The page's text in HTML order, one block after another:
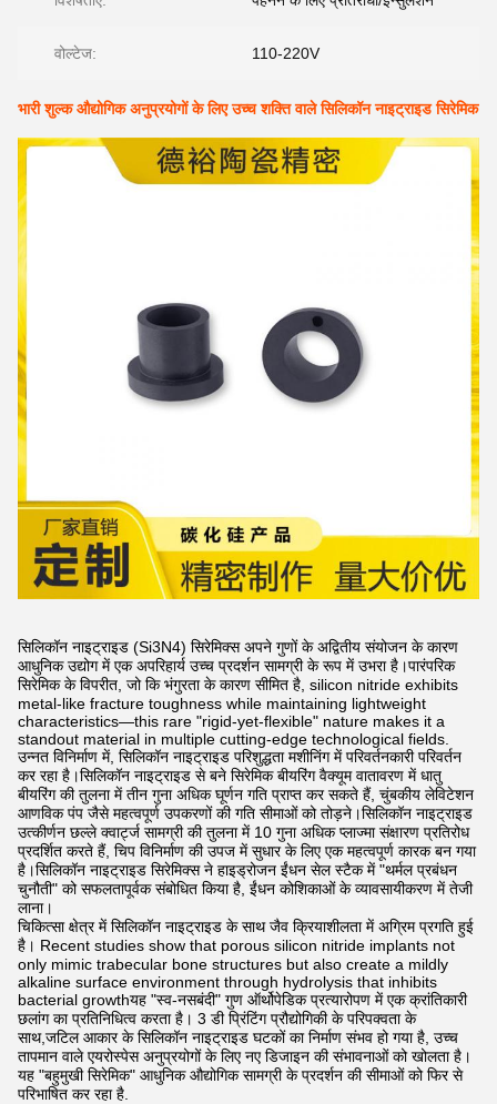
वोल्टेज: 110-220V
भारी शुल्क औद्योगिक अनुप्रयोगों के लिए उच्च शक्ति वाले सिलिकॉन नाइट्राइड सिरेमिक
सिलिकॉन नाइट्राइड (Si3N4) सिरेमिक्स अपने गुणों के अद्वितीय संयोजन के कारण
आधुनिक उद्योग में एक अपरिहार्य उच्च प्रदर्शन सामग्री के रूप में उभरा है।पारंपरिक
सिरेमिक के विपरीत, जो कि भंगुरता के कारण सीमित है, silicon nitride exhibits
metal-like fracture toughness while maintaining lightweight
characteristics—this rare "rigid-yet-flexible" nature makes it a
standout material in multiple cutting-edge technological fields.
उन्नत विनिर्माण में, सिलिकॉन नाइट्राइड परिशुद्धता मशीनिंग में परिवर्तनकारी परिवर्तन
कर रहा है।सिलिकॉन नाइट्राइड से बने सिरेमिक बीयरिंग वैक्यूम वातावरण में धातु
बीयरिंग की तुलना में तीन गुना अधिक घूर्णन गति प्राप्त कर सकते हैं, चुंबकीय लेविटेशन
आणविक पंप जैसे महत्वपूर्ण उपकरणों की गति सीमाओं को तोड़ने।सिलिकॉन नाइट्राइड
उत्कीर्णन छल्ले क्वार्ट्ज सामग्री की तुलना में 10 गुना अधिक प्लाज्मा संक्षारण प्रतिरोध
प्रदर्शित करते हैं, चिप विनिर्माण की उपज में सुधार के लिए एक महत्वपूर्ण कारक बन गया
है।सिलिकॉन नाइट्राइड सिरेमिक्स ने हाइड्रोजन ईंधन सेल स्टैक में "थर्मल प्रबंधन
चुनौती" को सफलतापूर्वक संबोधित किया है, ईंधन कोशिकाओं के व्यावसायीकरण में तेजी
लाना।
चिकित्सा क्षेत्र में सिलिकॉन नाइट्राइड के साथ जैव क्रियाशीलता में अग्रिम प्रगति हुई
है। Recent studies show that porous silicon nitride implants not
only mimic trabecular bone structures but also create a mildly
alkaline surface environment through hydrolysis that inhibits
bacterial growthयह "स्व-नसबंदी" गुण ऑर्थोपेडिक प्रत्यारोपण में एक क्रांतिकारी
छलांग का प्रतिनिधित्व करता है। 3 डी प्रिंटिंग प्रौद्योगिकी के परिपक्वता के
साथ,जटिल आकार के सिलिकॉन नाइट्राइड घटकों का निर्माण संभव हो गया है, उच्च
तापमान वाले एयरोस्पेस अनुप्रयोगों के लिए नए डिजाइन की संभावनाओं को खोलता है।
यह "बहुमुखी सिरेमिक" आधुनिक औद्योगिक सामग्री के प्रदर्शन की सीमाओं को फिर से
परिभाषित कर रहा है.